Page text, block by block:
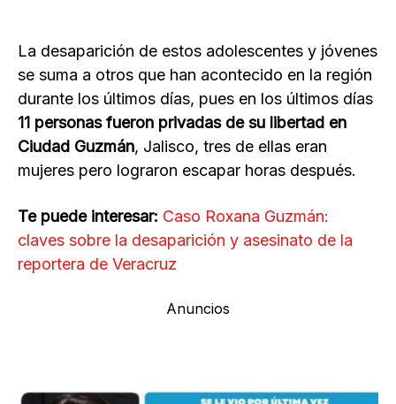
La desaparición de estos adolescentes y jóvenes
se suma a otros que han acontecido en la región
durante los últimos días, pues en los últimos días
11 personas fueron privadas de su libertad en
Ciudad Guzmán, Jalisco, tres de ellas eran
mujeres pero lograron escapar horas después.
Te puede interesar: Caso Roxana Guzmán:
claves sobre la desaparición y asesinato de la
reportera de Veracruz
Anuncios